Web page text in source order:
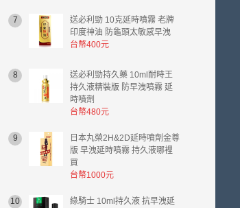
7
送必利勁 10克延時噴霧 老牌
印度神油 防龜頭太敏感早洩
台幣400元
8
送必利勁持久藥 10ml耐時王
持久液精裝版 防早洩噴霧 延
時噴劑
台幣480元
9
日本丸榮2H&2D延時噴劑金尊
版 早洩延時噴霧 持久液哪裡
買
台幣1000元
10
綠騎士 10ml持久液 抗早洩延